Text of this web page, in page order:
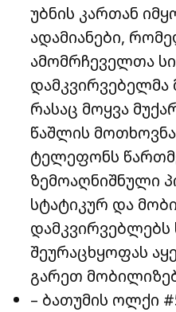
უბნის კართან
ადამიანები,
ამომრჩეველთა
რასაც მოყვა
წაშლის
ტელეფონს
ზემოაღნიშნული
სტატიკურ და
დამკვირვებლებს
შეურაცხყოფას
გარეთ
– ბათუმის ოლქი